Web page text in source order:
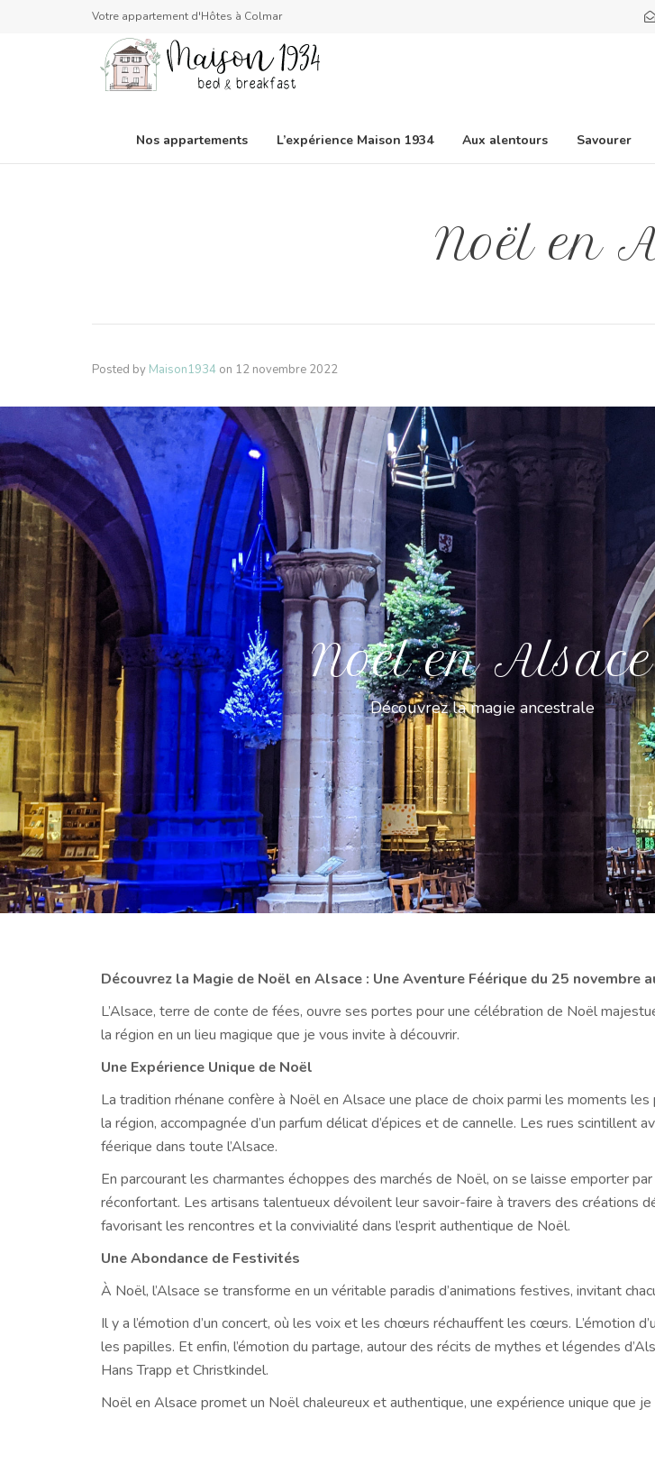
Votre appartement d'Hôtes à Colmar
Nos appartements L’expérience Maison 1934 Aux alentours Savourer
Noël en
Posted by Maison1934 on 12 novembre 2022
Noël en Alsace
Découvrez la magie ancestrale
Découvrez la Magie de Noël en Alsace : Une Aventure Féérique du 25 novembre
L’Alsace, terre de conte de fées, ouvre ses portes pour une célébration de Noël
la région en un lieu magique que je vous invite à découvrir.
Une Expérience Unique de Noël
La tradition rhénane confère à Noël en Alsace une place de choix parmi les moments
la région, accompagnée d’un parfum délicat d’épices et de cannelle. Les rues
féerique dans toute l’Alsace.
En parcourant les charmantes échoppes des marchés de Noël, on se laisse emporter
réconfortant. Les artisans talentueux dévoilent leur savoir-faire à travers des créations
favorisant les rencontres et la convivialité dans l’esprit authentique de Noël.
Une Abondance de Festivités
À Noël, l’Alsace se transforme en un véritable paradis d’animations festives, invitant
Il y a l’émotion d’un concert, où les voix et les chœurs réchauffent les cœurs. L’émotion
les papilles. Et enfin, l’émotion du partage, autour des récits de mythes et légendes
Hans Trapp et Christkindel.
Noël en Alsace promet un Noël chaleureux et authentique, une expérience unique que